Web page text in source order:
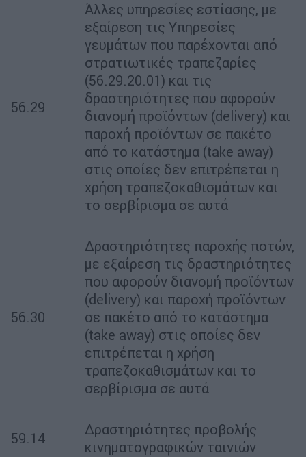
56.29
Άλλες υπηρεσίες εστίασης, με
εξαίρεση τις Υπηρεσίες
γευμάτων που παρέχονται από
στρατιωτικές τραπεζαρίες
(56.29.20.01) και τις
δραστηριότητες που αφορούν
διανομή προϊόντων (delivery) και
παροχή προϊόντων σε πακέτο
από το κατάστημα (take away)
στις οποίες δεν επιτρέπεται η
χρήση τραπεζοκαθισμάτων και
το σερβίρισμα σε αυτά
56.30
Δραστηριότητες παροχής ποτών,
με εξαίρεση τις δραστηριότητες
που αφορούν διανομή προϊόντων
(delivery) και παροχή προϊόντων
σε πακέτο από το κατάστημα
(take away) στις οποίες δεν
επιτρέπεται η χρήση
τραπεζοκαθισμάτων και το
σερβίρισμα σε αυτά
59.14
Δραστηριότητες προβολής
κινηματογραφικών ταινιών